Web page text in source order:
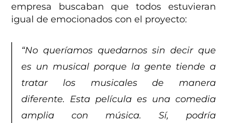
empresa buscaban que todos estuvieran
igual de emocionados con el proyecto:
“No queríamos quedarnos sin decir que
es un musical porque la gente tiende a
tratar los musicales de manera
diferente. Esta película es una comedia
amplia con música. Sí, podría